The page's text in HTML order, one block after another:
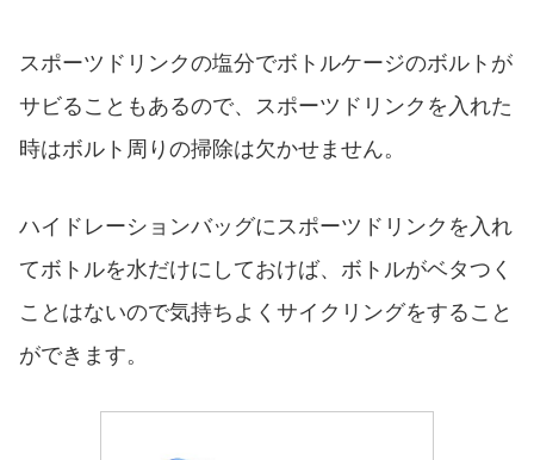
スポーツドリンクの塩分でボトルケージのボルトが
サビることもあるので、スポーツドリンクを入れた
時はボルト周りの掃除は欠かせません。
ハイドレーションバッグにスポーツドリンクを入れ
てボトルを水だけにしておけば、ボトルがベタつく
ことはないので気持ちよくサイクリングをすること
ができます。